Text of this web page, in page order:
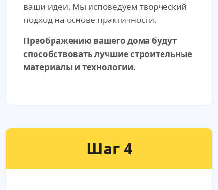
ваши идеи. Мы исповедуем творческий
подход на основе практичности.
Преображению вашего дома будут
способствовать лучшие строительные
материалы и технологии.
Шаг 4